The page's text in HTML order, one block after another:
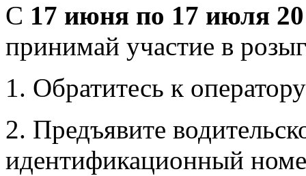
С 17 июня по 17 июля
принимай участие в
1. Обратитесь к
2. Предъявите
идентификационный